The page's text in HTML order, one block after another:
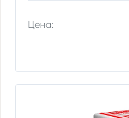
Цена: